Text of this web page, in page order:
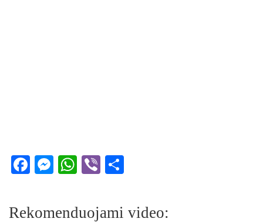
Facebook
Messenger
WhatsApp
Viber
Rekomenduojami video: